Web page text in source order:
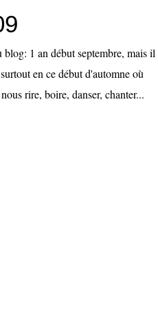
1 an début septembre, mais il
en ce début d'automne où
rire, boire, danser, chanter...